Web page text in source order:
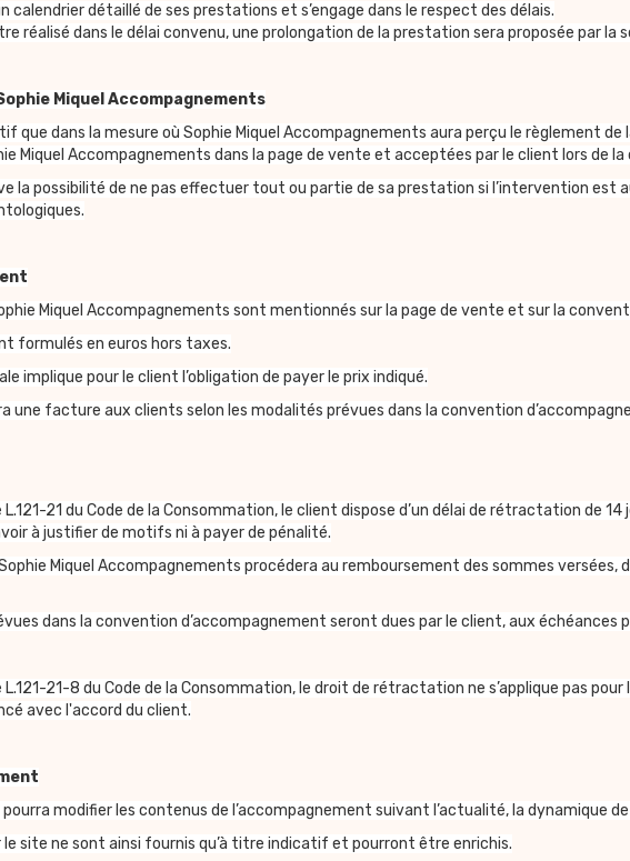
détaillé de ses prestations et s’engage dans le respect des délais.
réalisé dans le délai convenu, une prolongation de la prestation sera proposée par
Miquel Accompagnements
que dans la mesure où Sophie Miquel Accompagnements aura perçu le règlement
Miquel Accompagnements dans la page de vente et acceptées par le client lors de la
la possibilité de ne pas effectuer tout ou partie de sa prestation si l’intervention est
Miquel Accompagnements sont mentionnés sur la page de vente et sur la
formulés en euros hors taxes.
implique pour le client l’obligation de payer le prix indiqué.
une facture aux clients selon les modalités prévues dans la convention
21 du Code de la Consommation, le client dispose d’un délai de rétractation de
à justifier de motifs ni à payer de pénalité.
Miquel Accompagnements procédera au remboursement des sommes versées,
dans la convention d’accompagnement seront dues par le client, aux échéances
21-8 du Code de la Consommation, le droit de rétractation ne s’applique pas
avec l'accord du client.
pourra modifier les contenus de l’accompagnement suivant l’actualité, la dynamique
site ne sont ainsi fournis qu’à titre indicatif et pourront être enrichis.